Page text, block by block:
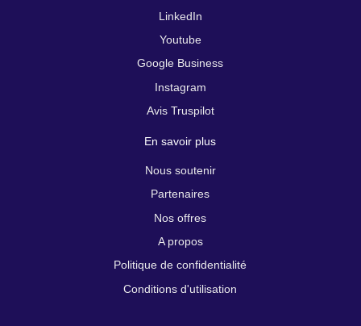
LinkedIn
Youtube
Google Business
Instagram
Avis Truspilot
En savoir plus
Nous soutenir
Partenaires
Nos offres
A propos
Politique de confidentialité
Conditions d'utilisation